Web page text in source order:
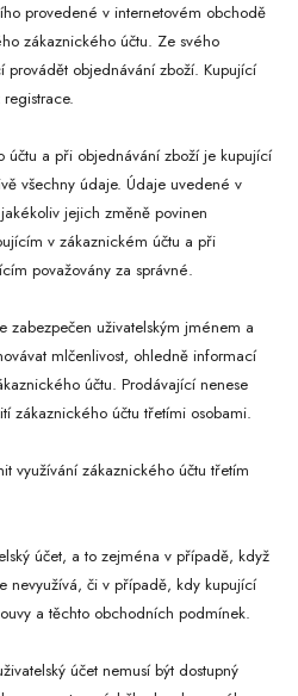
provedené v internetovém obchodě
zákaznického účtu. Ze svého
provádět objednávání zboží. Kupující
účtu a při objednávání zboží je kupující
všechny údaje. Údaje uvedené v
jejich změně povinen
v zákaznickém účtu a při
považovány za správné.
zabezpečen uživatelským jménem a
mlčenlivost, ohledně informací
účtu. Prodávající nenese
zákaznického účtu třetími osobami.
využívání zákaznického účtu třetím
účet, a to zejména v případě, když
nevyužívá, či v případě, kdy kupující
a těchto obchodních podmínek.
účet nemusí být dostupný